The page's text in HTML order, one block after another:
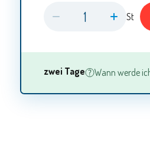
St
zwei Tage Wann werde